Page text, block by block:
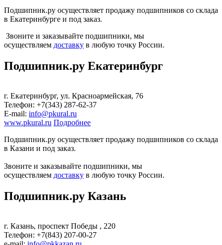
Подшипник.ру осуществляет продажу подшипников со склада
в Екатеринбурге и под заказ.
Звоните и заказывайте подшипники, мы
осуществляем доставку в любую точку России.
Подшипник.ру Екатеринбург
г. Екатеринбург, ул. Красноармейская, 76
Телефон: +7(343) 287-62-37
E-mail: info@pkural.ru
www.pkural.ru Подробнее
Подшипник.ру осуществляет продажу подшипников со склада
в Казани и под заказ.
Звоните и заказывайте подшипники, мы
осуществляем доставку в любую точку России.
Подшипник.ру Казань
г. Казань, проспект Победы , 220
Телефон: +7(843) 207-00-27